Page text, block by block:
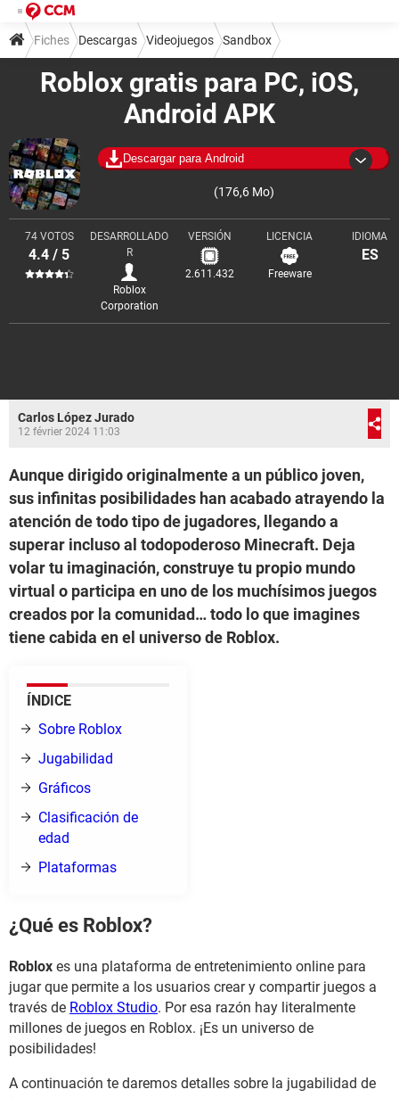
Roblox gratis para PC, iOS,
Android APK
Descargar para Android
(176,6 Mo)
74 VOTOS
4.4 / 5
DESARROLLADO
R
Roblox
Corporation
VERSIÓN
2.611.432
LICENCIA
Freeware
IDIOMA
ES
Fiches Descargas Videojuegos Sandbox
Carlos López Jurado
12 février 2024 11:03
Aunque dirigido originalmente a un público joven,
sus infinitas posibilidades han acabado atrayendo la
atención de todo tipo de jugadores, llegando a
superar incluso al todopoderoso Minecraft. Deja
volar tu imaginación, construye tu propio mundo
virtual o participa en uno de los muchísimos juegos
creados por la comunidad… todo lo que imagines
tiene cabida en el universo de Roblox.
ÍNDICE
Sobre Roblox
Jugabilidad
Gráficos
Clasificación de
edad
Plataformas
¿Qué es Roblox?
Roblox es una plataforma de entretenimiento online para
jugar que permite a los usuarios crear y compartir juegos a
través de Roblox Studio. Por esa razón hay literalmente
millones de juegos en Roblox. ¡Es un universo de
posibilidades!
A continuación te daremos detalles sobre la jugabilidad de